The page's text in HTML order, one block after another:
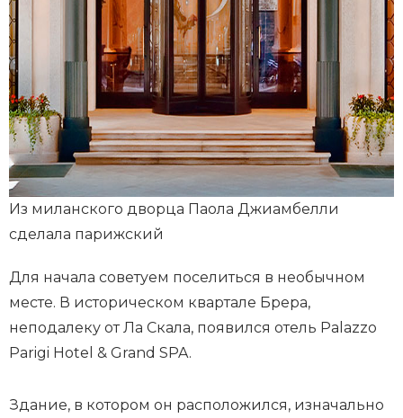
Из миланского дворца Паола Джиамбелли
сделала парижский
Для начала советуем поселиться в необычном
месте. В историческом квартале Брера,
неподалеку от Ла Скала, появился отель Palazzo
Parigi Hotel & Grand SPA.
Здание, в котором он расположился, изначально